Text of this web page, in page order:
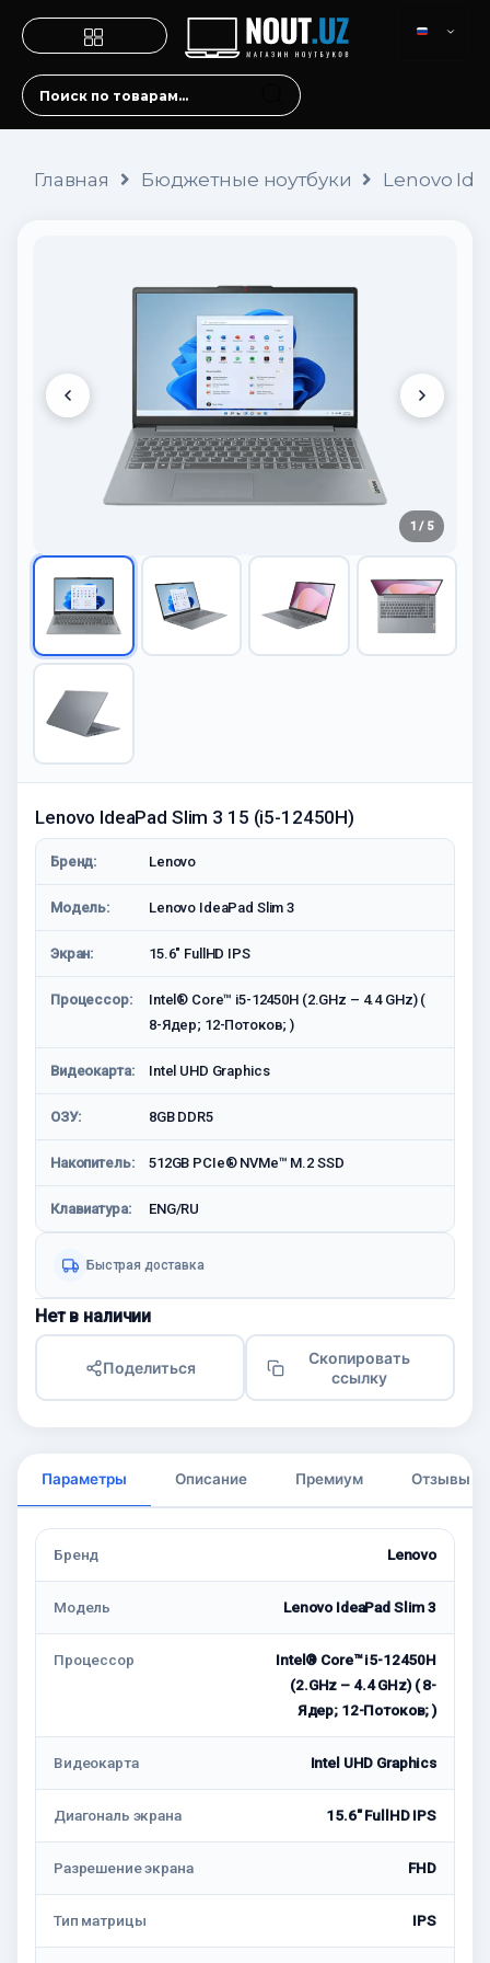
Главная Бюджетные ноутбуки Lenovo
1 / 5
Lenovo IdeaPad Slim 3 15 (i5-12450H)
Бренд: Lenovo
Модель: Lenovo IdeaPad Slim 3
Экран: 15.6" FullHD IPS
Процессор:
Intel® Core™ i5-12450H (2.GHz – 4.4 GHz) (
8-Ядeр; 12-Потоков; )
Видеокарта: Intel UHD Graphics
ОЗУ: 8GB DDR5
Накопитель: 512GB PCIe® NVMe™ M.2 SSD
Клавиатура: ENG/RU
Быстрая доставка
Нет в наличии
Поделиться
Скопировать
ссылку
Параметры Описание Премиум Отзывы
Бренд Lenovo
Модель Lenovo IdeaPad Slim 3
Процессор
Intel® Core™ i5-12450H
(2.GHz – 4.4 GHz) ( 8-
Ядeр; 12-Потоков; )
Видеокарта Intel UHD Graphics
Диагональ экрана 15.6" FullHD IPS
Разрешение экрана FHD
Тип матрицы IPS